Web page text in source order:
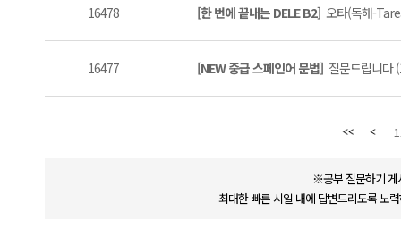
16478 [한 번에 끝내는 DELE B2] 오타(독해-
16477 [NEW 중급 스페인어 문법] 질문드립니다
※공부 질문하기 게
최대한 빠른 시일 내에 답변드리도록 노